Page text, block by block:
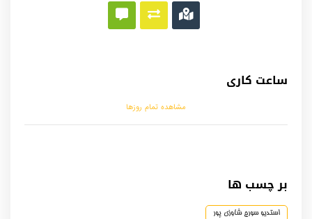
ساعت کاری
مشاهده تمام روزها
بر چسب ها
استدیو سورج شاوزی پور